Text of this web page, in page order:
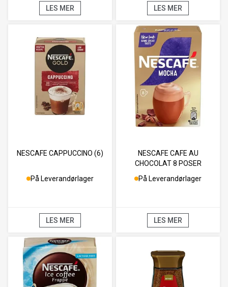
LES MER LES MER
NESCAFE CAPPUCCINO (6)
På Leverandørlager
LES MER
NESCAFE CAFE AU
CHOCOLAT 8 POSER
På Leverandørlager
LES MER